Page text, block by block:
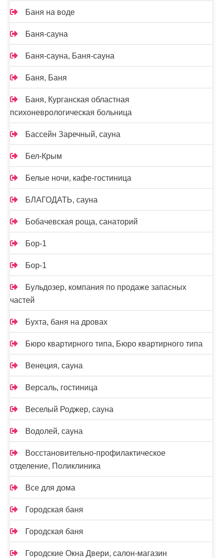
Баня на воде
Баня-сауна
Баня-сауна, Баня-сауна
Баня, Баня
Баня, Курганская областная
психоневрологическая больница
Бассейн Заречный, сауна
Бел-Крым
Белые ночи, кафе-гостиница
БЛАГОДАТЬ, сауна
Бобачевская роща, санаторий
Бор-1
Бор-1
Бульдозер, компания по продаже запасных
частей
Бухта, баня на дровах
Бюро квартирного типа, Бюро квартирного типа
Венеция, сауна
Версаль, гостиница
Веселый Роджер, сауна
Водолей, сауна
Восстановительно-профилактическое
отделение, Поликлиника
Все для дома
Городская баня
Городская баня
Городские Окна Двери, салон-магазин